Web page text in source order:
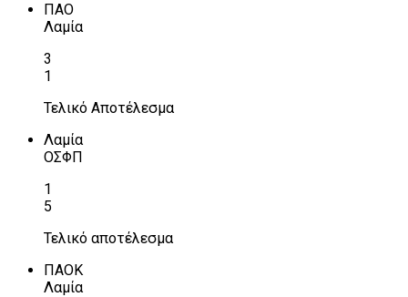
ΠΑΟ
Λαμία
3
1
Τελικό Αποτέλεσμα
Λαμία
ΟΣΦΠ
1
5
Τελικό αποτέλεσμα
ΠΑΟΚ
Λαμία